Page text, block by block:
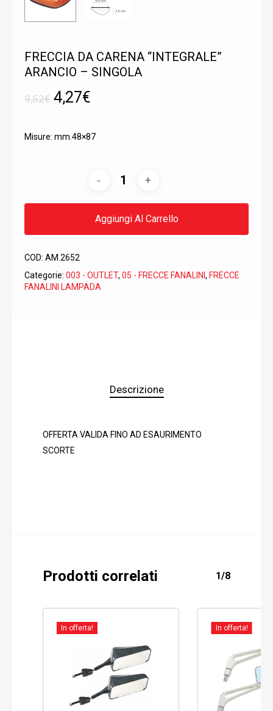
FRECCIA DA CARENA “INTEGRALE”
ARANCIO – SINGOLA
9,52€ Il
originale
4,27€
attuale
4,27€.
Misure: mm.48×87
Aggiungi Al Carrello
COD: AM.2652
Categorie: 003 - OUTLET, 05 - FRECCE FANALINI , FRECCE
FANALINI LAMPADA
Descrizione
OFFERTA VALIDA FINO AD ESAURIMENTO
SCORTE
Prodotti correlati 1/8
In offerta! In offerta!